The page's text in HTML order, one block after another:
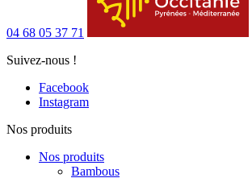
04 68 05 37 71
Suivez-nous !
Facebook
Instagram
Nos produits
Nos produits
Bambous